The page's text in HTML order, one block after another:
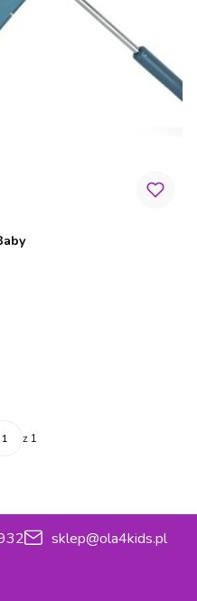
z 1
sklep@ola4kids.pl